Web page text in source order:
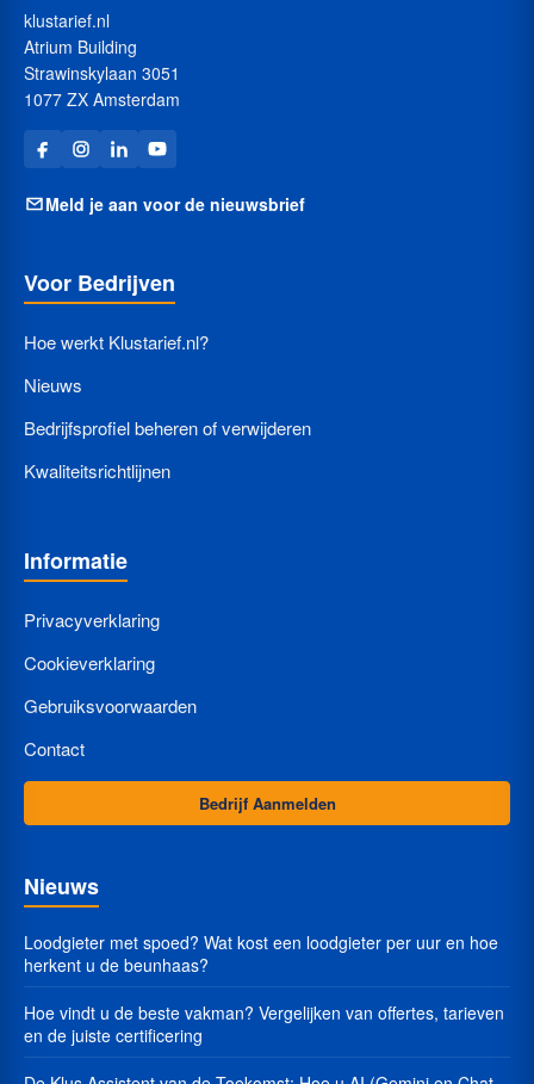
klustarief.nl
Atrium Building
Strawinskylaan 3051
1077 ZX Amsterdam
Meld je aan voor de nieuwsbrief
Voor Bedrijven
Hoe werkt Klustarief.nl?
Nieuws
Bedrijfsprofiel beheren of verwijderen
Kwaliteitsrichtlijnen
Informatie
Privacyverklaring
Cookieverklaring
Gebruiksvoorwaarden
Contact
Bedrijf Aanmelden
Nieuws
Loodgieter met spoed? Wat kost een loodgieter per uur en hoe
herkent u de beunhaas?
Hoe vindt u de beste vakman? Vergelijken van offertes, tarieven
en de juiste certificering